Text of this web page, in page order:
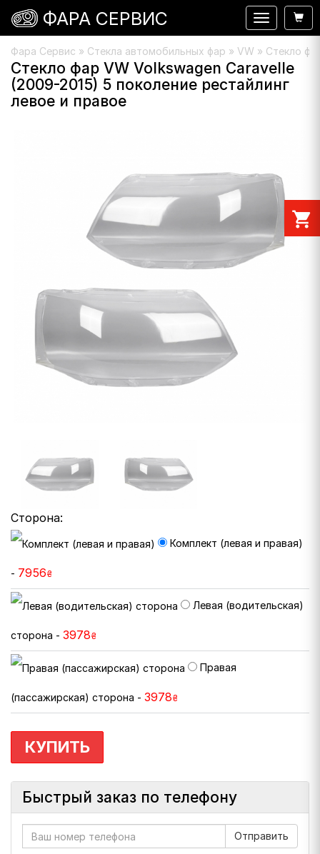
Фара Сервис » Стекла автомобильных фар » VW » Стекло
Стекло фар VW Volkswagen Caravelle
(2009-2015) 5 поколение рестайлинг
левое и правое
Сторона:
Комплект (левая и правая)
- 7956₴
Левая (водительская)
сторона - 3978₴
Правая
(пассажирская) сторона - 3978₴
КУПИТЬ
Быстрый заказ по телефону
Навигация
ФАРА СЕРВИС
shopping_cart